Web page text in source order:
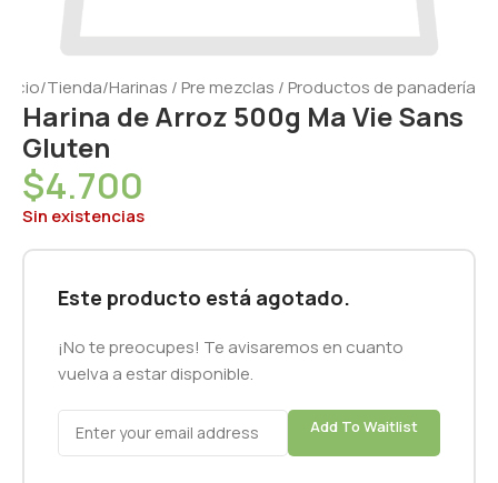
/Tienda/Harinas / Pre mezclas / Productos de panadería
Harina de Arroz 500g Ma Vie Sans
Gluten
$4.700
Sin existencias
Este producto está agotado.
¡No te preocupes! Te avisaremos en cuanto
vuelva a estar disponible.
Add To Waitlist